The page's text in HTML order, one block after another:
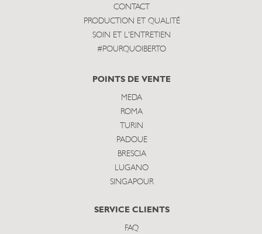
CONTACT
PRODUCTION ET QUALITÉ
SOIN ET L'ENTRETIEN
#POURQUOIBERTO
POINTS DE VENTE
MEDA
ROMA
TURIN
PADOUE
BRESCIA
LUGANO
SINGAPOUR
SERVICE CLIENTS
FAQ